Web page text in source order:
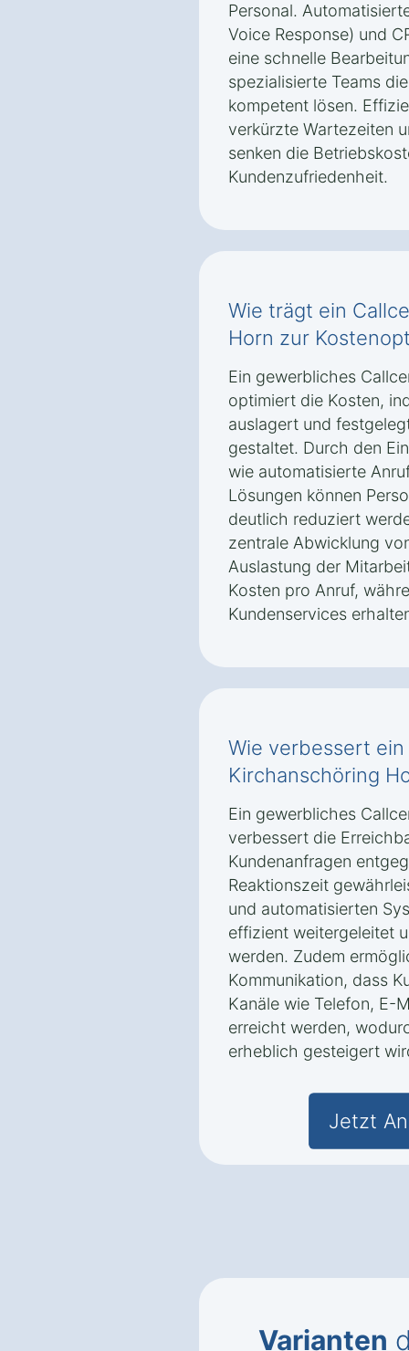
Personal.
Voice Response) und
eine schnelle
spezialisierte Teams
kompetent lösen.
verkürzte Wartezeiten
senken die
Kundenzufriedenheit.
Wie trägt ein
Horn zur
Ein gewerbliches
optimiert die Kosten,
auslagert und
gestaltet. Durch den
wie automatisierte
Lösungen können
deutlich reduziert
zentrale Abwicklung
Auslastung der
Kosten pro Anruf,
Kundenservices
Wie verbessert
Kirchanschöring
Ein gewerbliches
verbessert die
Kundenanfragen
Reaktionszeit
und automatisierten
effizient weitergeleitet
werden. Zudem
Kommunikation, dass
Kanäle wie Telefon, E-
erreicht werden,
erheblich gesteigert
Jetzt
Varianten